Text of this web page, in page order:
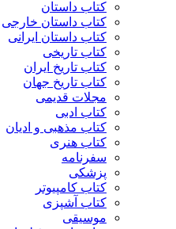
کتاب داستان
کتاب داستان خارجی
کتاب داستان ایرانی
کتاب تاریخی
کتاب تاریخ ایران
کتاب تاریخ جهان
مجلات قدیمی
کتاب ادبی
کتاب مذهبی و ادیان
کتاب هنری
سفرنامه
پزشکی
کتاب کامپیوتر
کتاب آشپزی
موسیقی